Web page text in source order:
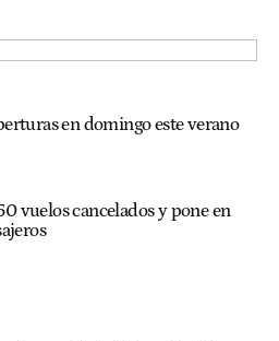
en domingo este verano
vuelos cancelados y pone en